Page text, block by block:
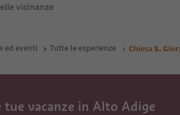
vicinanze
ed eventi Tutte le esperienze Chiesa S.
tue vacanze in Alto Adige